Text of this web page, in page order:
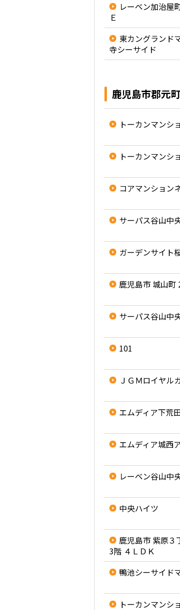
レーベン加治
Ｅ
東カングランド
寺シーサイド
鹿児島市郡元
トーカンマン
トーカンマン
コアマンション
サーパス谷山中
ガーデンサイト
鹿児島市 城山町
サーパス谷山中
101
ＪＧＭロイヤル
エムディア下荒
エムディア城西
レーベン谷山中
中央ハイツ
鹿児島市 紫原３
3階 ４ＬＤＫ
鴨池シーサイド
トーカンマンシ